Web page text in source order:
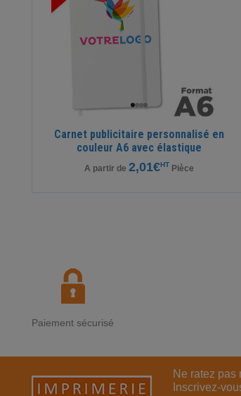
Carnet publicitaire personnalisé en
couleur A6 avec élastique
A partir de 2,01€HT Pièce
Paiement sécurisé
Ne ratez pas
Inscrivez-